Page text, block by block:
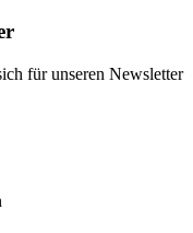
für unseren Newsletter